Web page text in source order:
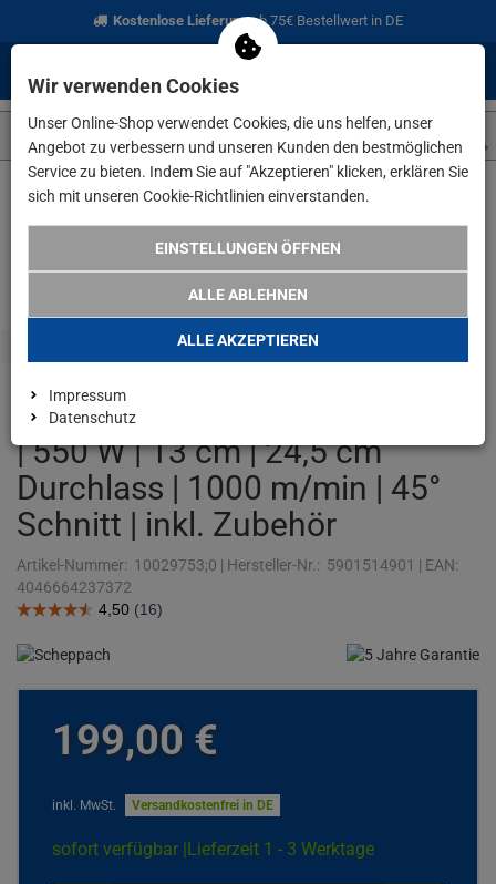
Kostenlose Lieferungab 75€ Bestellwert in DE
Scheppach Bandsäge HBS261
| 550 W | 13 cm | 24,5 cm
Durchlass | 1000 m/min | 45°
Schnitt | inkl. Zubehör
Artikel-Nummer: 10029753;0 | Hersteller-Nr.: 5901514901 | EAN:
4046664237372
199,00 €
inkl. MwSt. Versandkostenfrei in DE
sofort verfügbar | Lieferzeit 1 - 3 Werktage
Wir verwenden Cookies
Unser Online-Shop verwendet Cookies, die uns helfen, unser
Angebot zu verbessern und unseren Kunden den bestmöglichen
Service zu bieten. Indem Sie auf "Akzeptieren" klicken, erklären Sie
sich mit unseren Cookie-Richtlinien einverstanden.
EINSTELLUNGEN ÖFFNEN
ALLE ABLEHNEN
ALLE AKZEPTIEREN
Impressum
Datenschutz